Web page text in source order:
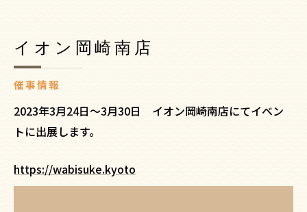
催事情報
イオン岡崎南店
2023年3月24日～3月30日 イオン岡崎南店にてイベン
トに出展します。
https://wabisuke.kyoto